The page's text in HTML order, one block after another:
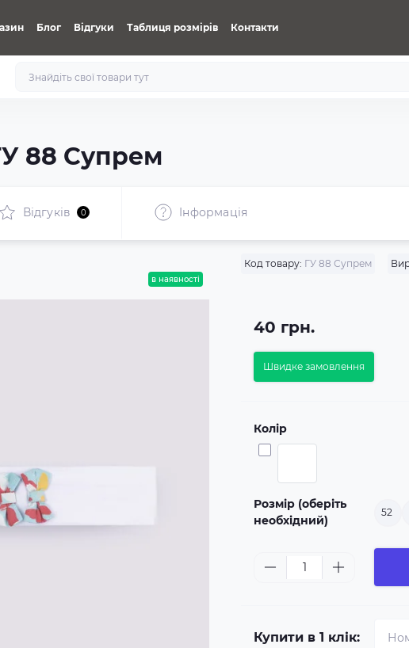
Блог Відгуки Таблиця розмірів Контакти
88 Супрем
Відгуків 0 Iнформація
в наявності
Код товару: ГУ 88 Супрем
40 грн.
Швидке замовлення
Колір
Розмір (оберіть
необхідний)
52
Купити в 1 клік: